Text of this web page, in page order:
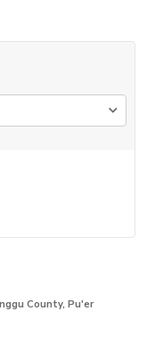
County, Pu'er